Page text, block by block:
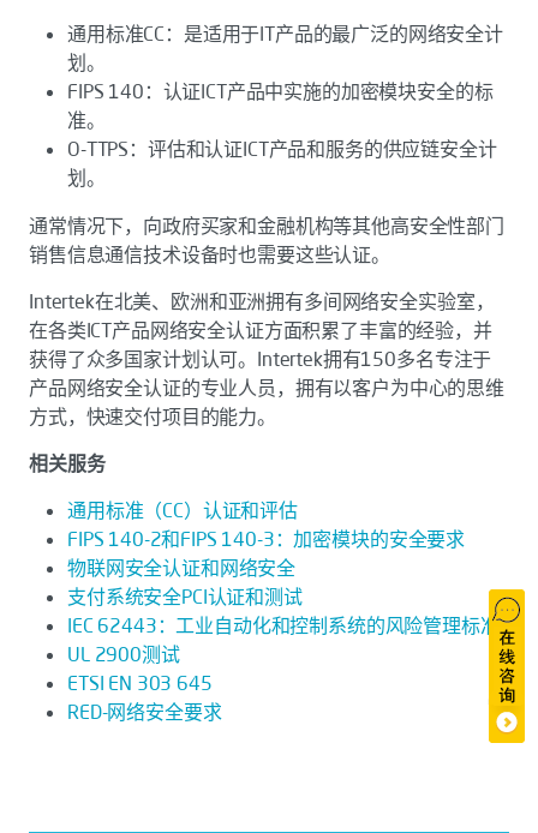
通用标准CC：是适用于IT产品的最广泛的网络安全计
划。
FIPS 140：认证ICT产品中实施的加密模块安全的标
准。
O-TTPS：评估和认证ICT产品和服务的供应链安全计
划。
通常情况下，向政府买家和金融机构等其他高安全性部门
销售信息通信技术设备时也需要这些认证。
Intertek在北美、欧洲和亚洲拥有多间网络安全实验室，
在各类ICT产品网络安全认证方面积累了丰富的经验，并
获得了众多国家计划认可。Intertek拥有150多名专注于
产品网络安全认证的专业人员，拥有以客户为中心的思维
方式，快速交付项目的能力。
相关服务
通用标准（CC）认证和评估
FIPS 140-2和FIPS 140-3：加密模块的安全要求
物联网安全认证和网络安全
支付系统安全PCI认证和测试
IEC 62443：工业自动化和控制系统的风险管理标准
UL 2900测试
ETSI EN 303 645
RED-网络安全要求